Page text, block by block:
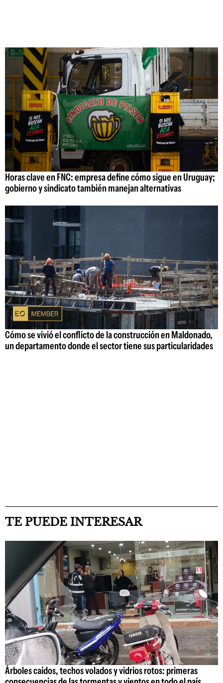
Horas clave en FNC: empresa define cómo sigue en Uruguay;
gobierno y sindicato también manejan alternativas
Cómo se vivió el conflicto de la construcción en Maldonado,
un departamento donde el sector tiene sus particularidades
TE PUEDE INTERESAR
Árboles caídos, techos volados y vidrios rotos: primeras